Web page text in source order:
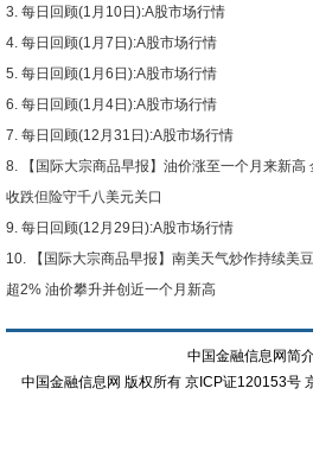
每日回顾(1月10日):A股市场行情
每日回顾(1月7日):A股市场行情
每日回顾(1月6日):A股市场行情
每日回顾(1月4日):A股市场行情
每日回顾(12月31日):A股市场行情
【国际大宗商品早报】油价涨至一个月来新高
收跌但险守千八美元关口
每日回顾(12月29日):A股市场行情
【国际大宗商品早报】南美天气炒作持续美
超2% 油价攀升并创近一个月新高
中国金融信息网简
中国金融信息网 版权所有 京ICP证120153号